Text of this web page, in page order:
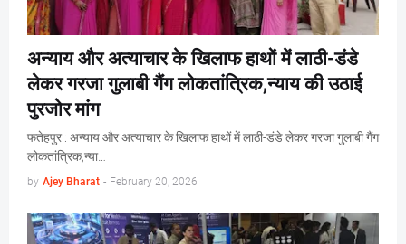
अन्याय और अत्याचार के खिलाफ हाथों में लाठी-डंडे
लेकर गरजा गुलाबी गैंग लोकतांत्रिक,न्याय की उठाई
पुरजोर मांग
फतेहपुर : अन्याय और अत्याचार के खिलाफ हाथों में लाठी-डंडे लेकर गरजा गुलाबी गैंग
लोकतांत्रिक,न्या…
by Ajey Bharat - February 20, 2026